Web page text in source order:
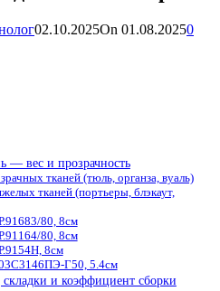
02.10.2025On 01.08.20250
— вес и прозрачность
тканей (тюль, органза, вуаль)
тканей (портьеры, блэкаут,
80, 8см
80, 8см
8см
Г50, 5.4см
и коэффициент сборки